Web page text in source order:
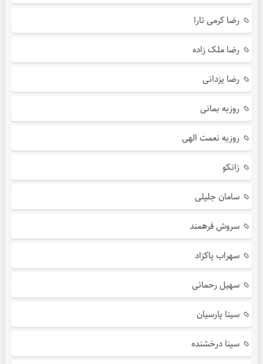
رضا کرمی تارا
رضا ملک زاده
رضا یزدانی
روزبه بمانی
روزبه نعمت الهی
زانکو
سامان جلیلی
سروش فرهمند
سهراب پاکزاد
سهیل رحمانی
سینا پارسیان
سینا درخشنده